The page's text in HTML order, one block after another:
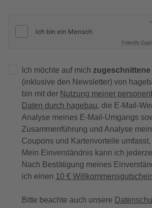
Friendly
Ich möchte auf mich zugeschnittene
(inklusive den Newsletter) von
bin mit der Nutzung meiner
Daten durch hagebau, die E-Mail-
Analyse meines E-Mail-Umgangs
Zusammenführung und Analyse
Coupons und Kartenvorteile
Mein Einverständnis kann ich
Nach Bestätigung meines
ich einen 10 €
Bitte beachte auch unsere